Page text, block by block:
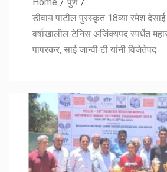
डीवाय पाटील पुरस्कृत 18व्या रमेश
वर्षाखालील टेनिस अजिंक्यपद स्पर्धेत
पापरकर, साई जान्वी टी यांनी विजेतेपद